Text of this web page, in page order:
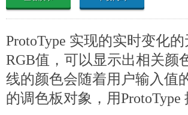
ProtoType 实现的实时变化
RGB值，可以显示出相关颜
线的颜色会随着用户输入值
的调色板对象，用